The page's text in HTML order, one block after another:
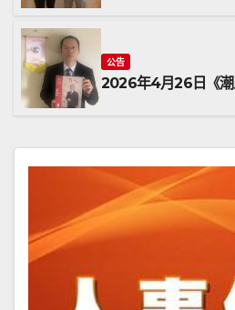
公告
2026年4月26日《潮